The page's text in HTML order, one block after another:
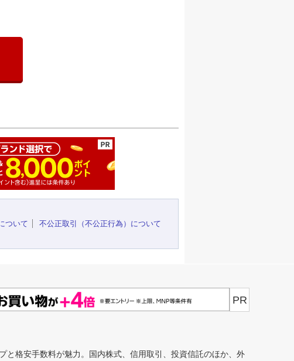
ついて
不公正取引（不公正行為）について
PR
格安手数料が魅力。国内株式、信用取引、投資信託のほか、外